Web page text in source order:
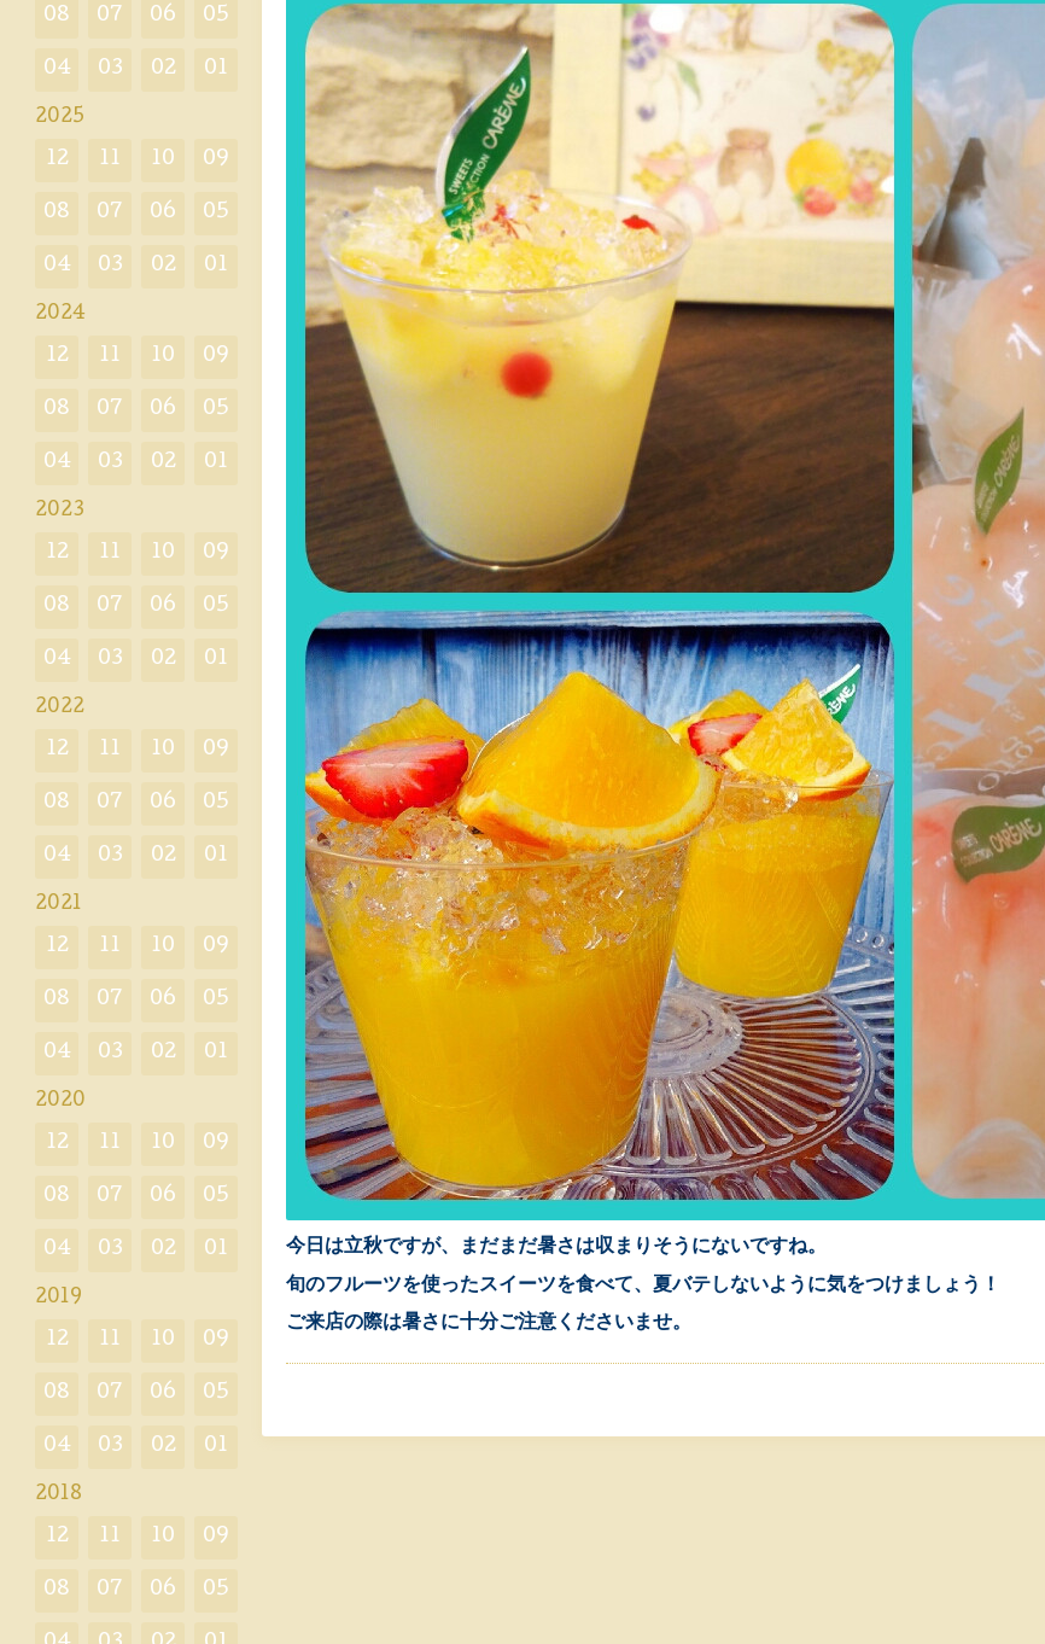
今日は立秋ですが、まだまだ暑さは収まりそうにないですね。
旬のフルーツを使ったスイーツを食べて、夏バテしないように気をつけましょう！
ご来店の際は暑さに十分ご注意くださいませ。
08 07 06 05
04 03 02 01
2025
12 11 10 09
08 07 06 05
04 03 02 01
2024
12 11 10 09
08 07 06 05
04 03 02 01
2023
12 11 10 09
08 07 06 05
04 03 02 01
2022
12 11 10 09
08 07 06 05
04 03 02 01
2021
12 11 10 09
08 07 06 05
04 03 02 01
2020
12 11 10 09
08 07 06 05
04 03 02 01
2019
12 11 10 09
08 07 06 05
04 03 02 01
2018
12 11 10 09
08 07 06 05